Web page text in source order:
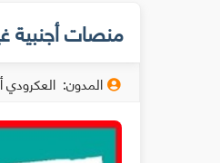
منصات أجنبية
المدون: